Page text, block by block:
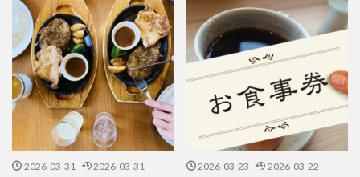
2026-03-31 2026-03-31 2026-03-23 2026-03-22